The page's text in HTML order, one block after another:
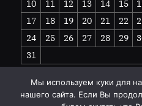
10
11 12 13 14 15
17
18 19 20 21 22
24
25 26 27 28 29
31
Мы используем куки для
нашего сайта. Если Вы